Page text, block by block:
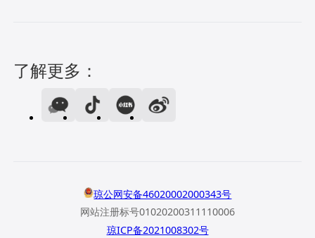
了解更多：
琼公网安备46020002000343号
网站注册标号01020200311110006
琼ICP备2021008302号